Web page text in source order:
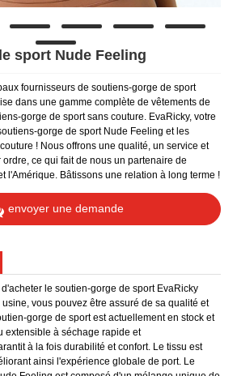
sport Nude Feeling
fournisseurs de soutiens-gorge de sport
dans une gamme complète de vêtements de
gorge de sport sans couture. EvaRicky, votre
gorge de sport Nude Feeling et les
! Nous offrons une qualité, un service et
ce qui fait de nous un partenaire de
l'Amérique. Bâtissons une relation à long terme !
envoyer une demande
le soutien-gorge de sport EvaRicky
vous pouvez être assuré de sa qualité et
gorge de sport est actuellement en stock et
extensible à séchage rapide et
à la fois durabilité et confort. Le tissu est
ainsi l'expérience globale de port. Le